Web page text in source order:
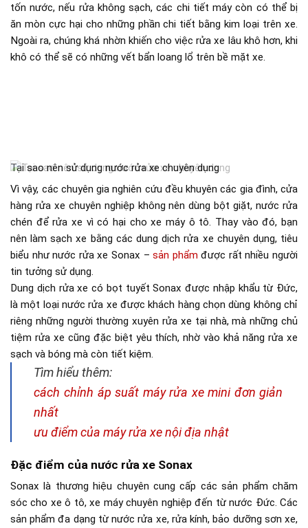
tốn nước, nếu rửa không sạch, các chi tiết máy còn có thể bị
ăn mòn cực hại cho những phần chi tiết bằng kim loại trên xe.
Ngoài ra, chúng khá nhờn khiến cho việc rửa xe lâu khô hơn, khi
khô có thể sẽ có những vết bẩn loang lổ trên bề mặt xe.
Tại sao nên sử dụng nước rửa xe chuyên dụng
Vì vậy, các chuyên gia nghiên cứu đều khuyên các gia đình, cửa
hàng rửa xe chuyên nghiệp không nên dùng bột giặt, nước rửa
chén để rửa xe vì có hại cho xe máy ô tô. Thay vào đó, bạn
nên làm sạch xe bằng các dung dịch rửa xe chuyên dụng, tiêu
biểu như nước rửa xe Sonax –sản phẩm được rất nhiều người
tin tưởng sử dụng.
Dung dịch rửa xe có bọt tuyết Sonax được nhập khẩu từ Đức,
là một loại nước rửa xe được khách hàng chọn dùng không chỉ
riêng những người thường xuyên rửa xe tại nhà, mà những chủ
tiệm rửa xe cũng đặc biệt yêu thích, nhờ vào khả năng rửa xe
sạch và bóng mà còn tiết kiệm.
Tìm hiểu thêm:
cách chỉnh áp suất máy rửa xe mini đơn giản
nhất
ưu điểm của máy rửa xe nội địa nhật
Đặc điểm của nước rửa xe Sonax
Sonax là thương hiệu chuyên cung cấp các sản phẩm chăm
sóc cho xe ô tô, xe máy chuyên nghiệp đến từ nước Đức. Các
sản phẩm đa dạng từ nước rửa xe, rửa kính, bảo dưỡng sơn xe,